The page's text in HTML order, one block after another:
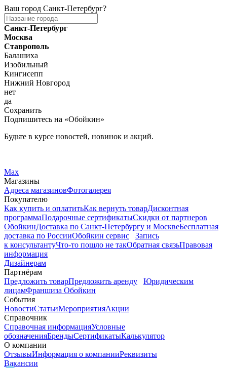
Ваш город Санкт-Петербург?
Санкт-Петербург
Москва
Ставрополь
Балашиха
Изобильный
Кингисепп
Нижний Новгород
нет
да
Сохранить
Подпишитесь на «Обойкин»
Будьте в курсе новостей, новинок и акций.
Max
Магазины
Адреса магазиновФотогалерея
Покупателю
Как купить и оплатитьКак вернуть товарДисконтная
программаПодарочные сертификатыСкидки от партнеров
ОбойкинДоставка по Санкт-Петербургу и МосквеБесплатная
доставка по РоссииОбойкин сервис
Запись
к консультантуЧто-то пошло не такОбратная связьПравовая
информация
Дизайнерам
Партнёрам
Предложить товарПредложить аренду
Юридическим
лицамФраншиза Обойкин
События
НовостиСтатьиМероприятияАкции
Справочник
Справочная информацияУсловные
обозначенияБрендыСертификатыКалькулятор
О компании
ОтзывыИнформация о компанииРеквизиты
Вакансии